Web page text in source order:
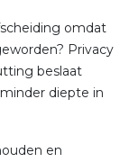
omdat
Privacy
beslaat
diepte in
en